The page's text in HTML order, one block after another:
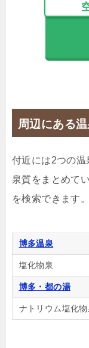
【選べるお部
5,700円【
ダブル 🍴朝食
【禁煙室】ス
周辺にある温
付近には2つの
泉質をまとめて
を検索できます。
博多温泉
塩化物泉
博多・都の湯
ナトリウム塩化物